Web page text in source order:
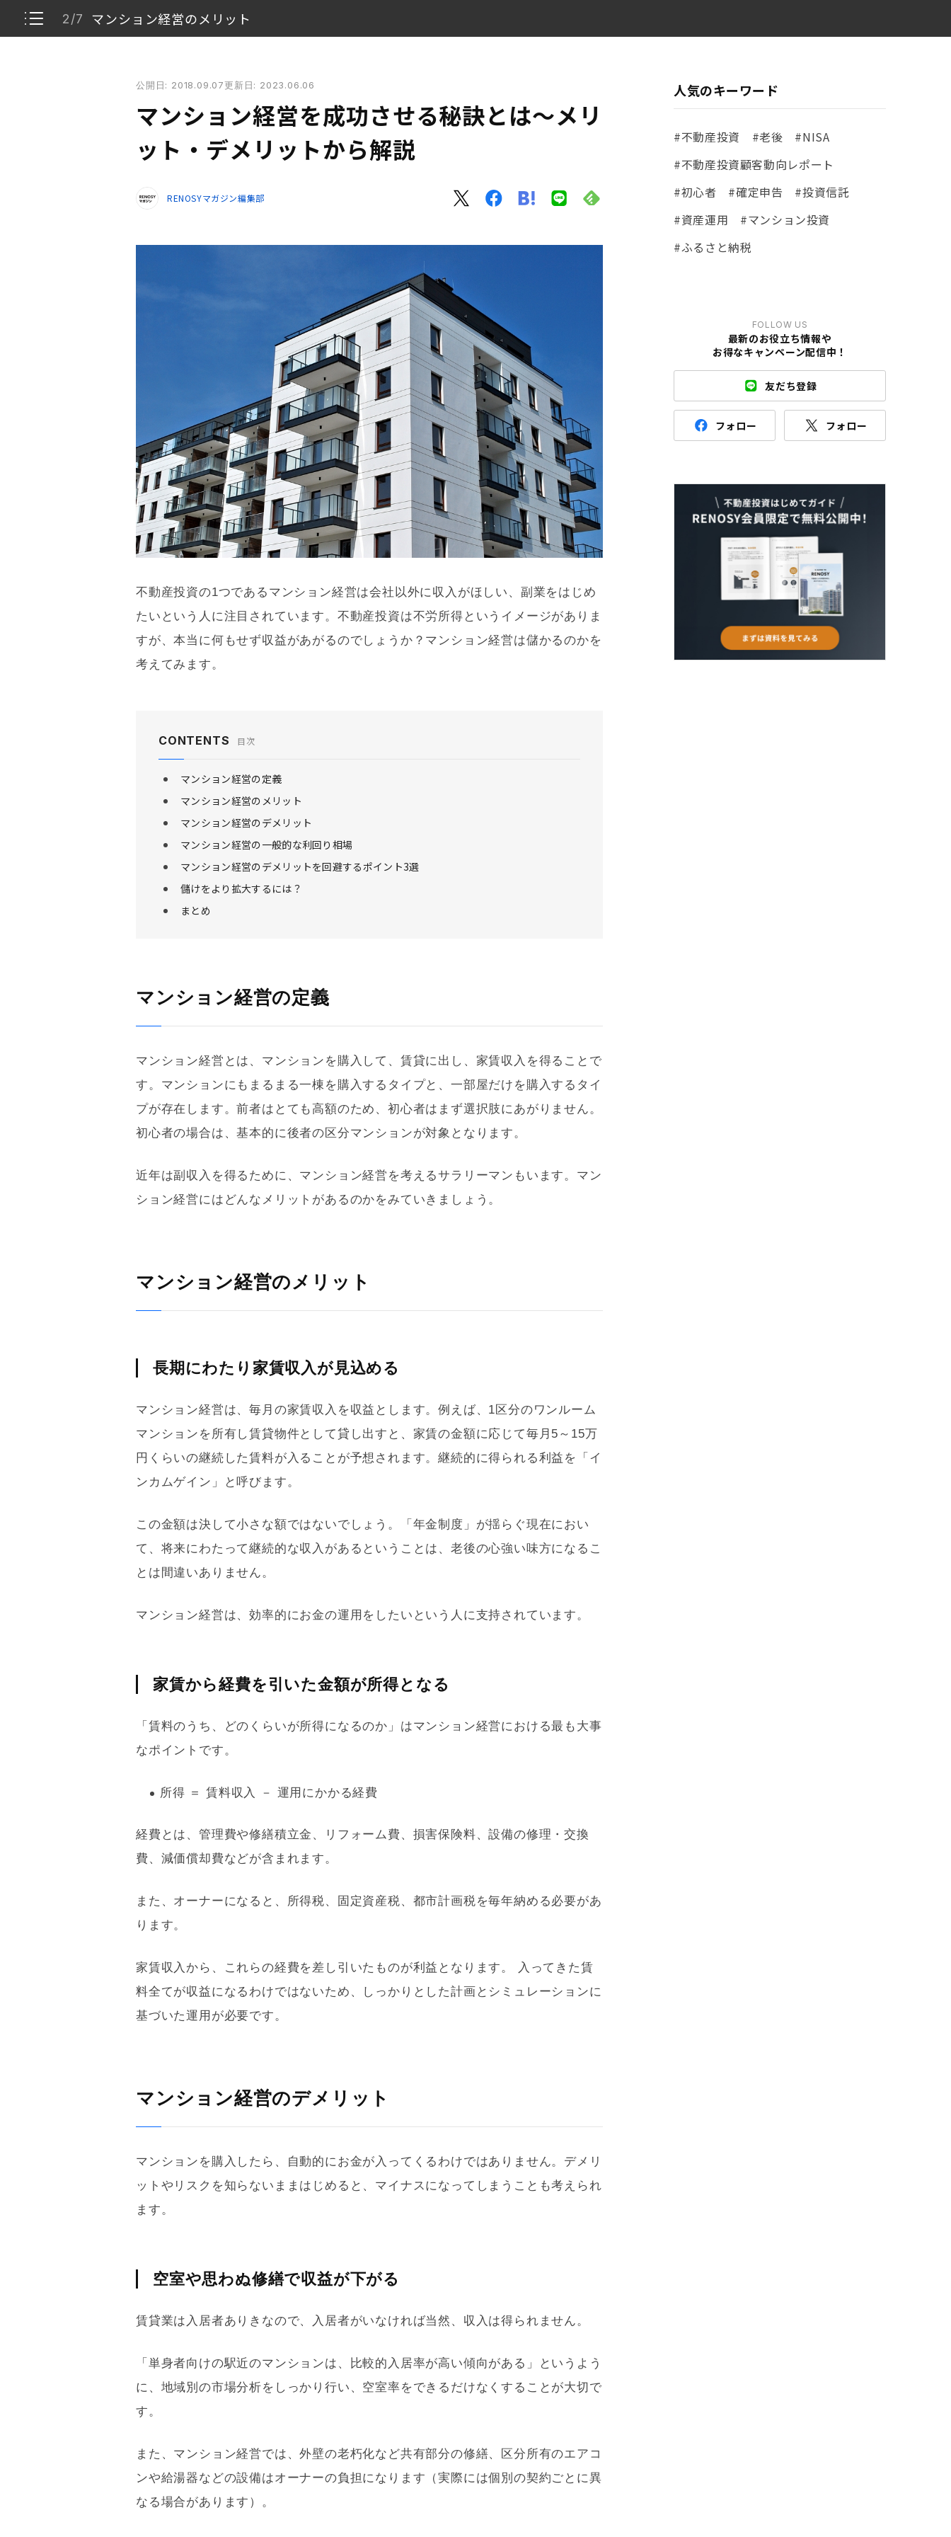
2/7 マンション経営のメリット
マンション経営の定義
マンション経営のメリット
マンション経営の一般的な利回り相場
マンション経営のデメリットを回避するポイント3選
公開日: 2018.09.07更新日: 2023.06.06
マンション経営を成功させる秘訣とは〜メリ
ット・デメリットから解説
RENOSYマガジン編集部
不動産投資の1つであるマンション経営は会社以外に収入がほしい、副業をはじめ
たいという人に注目されています。不動産投資は不労所得というイメージがありま
すが、本当に何もせず収益があがるのでしょうか？マンション経営は儲かるのかを
考えてみます。
CONTENTS 目次
マンション経営の定義
マンション経営のメリット
マンション経営のデメリット
マンション経営の一般的な利回り相場
マンション経営のデメリットを回避するポイント3選
儲けをより拡大するには？
まとめ
マンション経営の定義
マンション経営とは、マンションを購入して、賃貸に出し、家賃収入を得ることで
す。マンションにもまるまる一棟を購入するタイプと、一部屋だけを購入するタイ
プが存在します。前者はとても高額のため、初心者はまず選択肢にあがりません。
初心者の場合は、基本的に後者の区分マンションが対象となります。
近年は副収入を得るために、マンション経営を考えるサラリーマンもいます。マン
ション経営にはどんなメリットがあるのかをみていきましょう。
マンション経営のメリット
長期にわたり家賃収入が見込める
マンション経営は、毎月の家賃収入を収益とします。例えば、1区分のワンルーム
マンションを所有し賃貸物件として貸し出すと、家賃の金額に応じて毎月5～15万
円くらいの継続した賃料が入ることが予想されます。継続的に得られる利益を「 イ
ンカムゲイン 」と呼びます。
この金額は決して小さな額ではないでしょう。「年金制度」が揺らぐ現在におい
て、将来にわたって継続的な収入があるということは、老後の心強い味方になるこ
とは間違いありません。
マンション経営は、効率的にお金の運用をしたいという人に支持されています。
家賃から経費を引いた金額が所得となる
「賃料のうち、どのくらいが所得になるのか」はマンション経営における最も大事
なポイントです。
所得 ＝ 賃料収入 － 運用にかかる経費
経費とは、 管理費や修繕積立金 、 リフォーム 費、損害保険料、設備の修理・交換
費、 減価償却費などが含まれます。
また、オーナーになると、所得税、 固定資産税、 都市計画税を毎年納める必要があ
ります。
家賃収入から、これらの経費を差し引いたものが利益となります。 入ってきた賃
料全てが収益になるわけではないため、しっかりとした計画とシミュレーションに
基づいた運用が必要です。
マンション経営のデメリット
マンションを購入したら、自動的にお金が入ってくるわけではありません。デメリ
ットやリスクを知らないままはじめると、マイナスになってしまうことも考えられ
ます。
空室や思わぬ修繕で収益が下がる
賃貸業は入居者ありきなので、入居者がいなければ当然、収入は得られません。
「単身者向けの駅近のマンションは、比較的入居率が高い傾向がある」というよう
に、地域別の市場分析をしっかり行い、空室率をできるだけなくすることが大切で
す。
また、マンション経営では、外壁の老朽化など共有部分の修繕、区分所有のエアコ
ンや給湯器などの設備はオーナーの負担になります（実際には個別の契約ごとに異
なる場合があります）。
人気のキーワード
#不動産投資 #老後
#NISA
#不動産投資顧客動向レポート
#初心者
#確定申告
#投資信託
#資産運用
#マンション投資
#ふるさと納税
FOLLOW US
最新のお役立ち情報や
お得なキャンペーン配信中！
友だち登録
フォロー フォロー